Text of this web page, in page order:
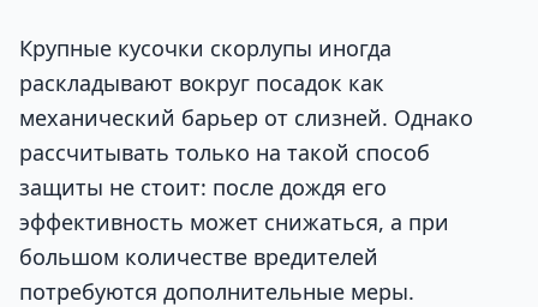
Крупные кусочки скорлупы иногда
раскладывают вокруг посадок как
механический барьер от слизней. Однако
рассчитывать только на такой способ
защиты не стоит: после дождя его
эффективность может снижаться, а при
большом количестве вредителей
потребуются дополнительные меры.